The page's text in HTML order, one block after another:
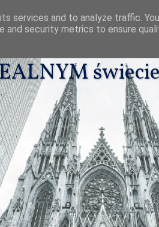
services and to analyze traffic.
and security metrics to ensure